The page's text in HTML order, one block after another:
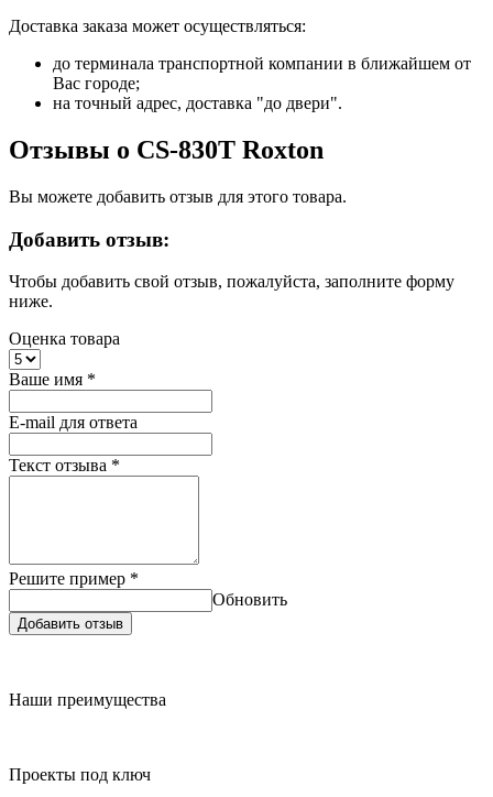
Доставка заказа может осуществляться:
до терминала транспортной компании в ближайшем от
Вас городе;
на точный адрес, доставка "до двери".
Отзывы о CS-830T Roxton
Вы можете добавить отзыв для этого товара.
Добавить отзыв:
Чтобы добавить свой отзыв, пожалуйста, заполните форму
ниже.
Оценка товара
Ваше имя *
E-mail для ответа
Текст отзыва *
Решите пример *
Обновить
Добавить отзыв
Наши преимущества
Проекты под ключ